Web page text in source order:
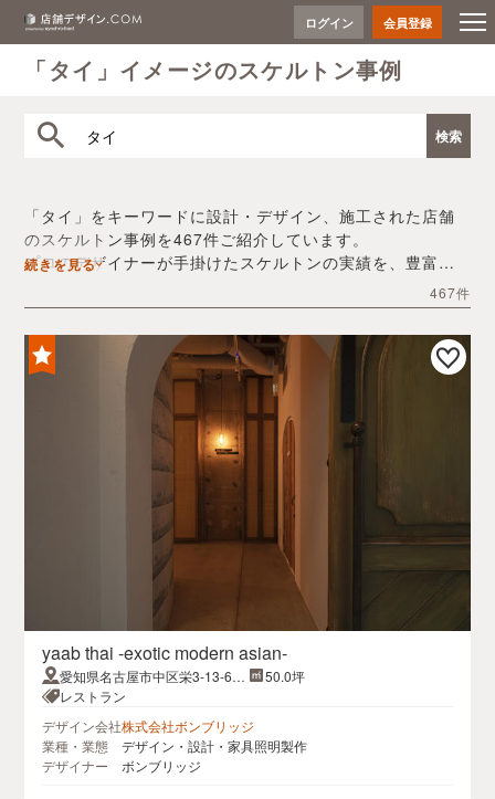
ログイン 会員登録
「タイ」イメージのスケルトン事例
「タイ」をキーワードに設計・デザイン、施工された店舗
のスケルトン事例を467件ご紹介しています。
プロのデザイナーが手掛けたスケルトンの実績を、豊富な
デザイン内装会社探しや費用感の把握など、「タイ」の店
舗イメージを固めるヒントとしてぜひお役立てください。
続きを見る
467件
yaab thai -exotic modern asian-
愛知県名古屋市中区栄3-13-6L
EXT HOUSE B1F
50.0坪
レストラン
デザイン会社株式会社ボンブリッジ
業種・業態
デザイン・設計・家具照明製作
デザイナー
ボンブリッジ